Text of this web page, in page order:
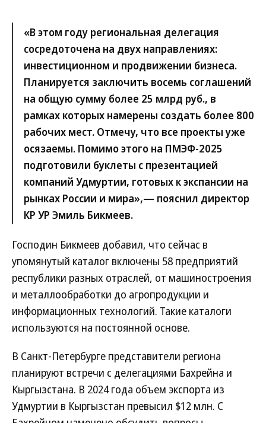
«В этом году региональная делегация
сосредоточена на двух направлениях:
инвестиционном и продвижении бизнеса.
Планируется заключить восемь соглашений
на общую сумму более 25 млрд руб., в
рамках которых намерены создать более 800
рабочих мест. Отмечу, что все проекты уже
осязаемы. Помимо этого на ПМЭФ-2025
подготовили буклеты с презентацией
компаний Удмуртии, готовых к экспансии на
рынках России и мира»,— пояснил директор
КР УР Эмиль Бикмеев.
Господин Бикмеев добавил, что сейчас в
упомянутый каталог включены 58 предприятий
республики разных отраслей, от машиностроения
и металлообработки до агропродукции и
информационных технологий. Такие каталоги
используются на постоянной основе.
В Санкт-Петербурге представители региона
планируют встречи с делегациями Бахрейна и
Кыргызстана. В 2024 года объем экспорта из
Удмуртии в Кыргызстан превысил $12 млн. С